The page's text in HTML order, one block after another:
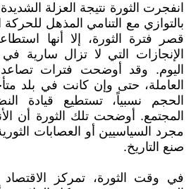
انفجرت الثورة نتيجة العزلة
بالتوازي مع التنامي المذهل للحركة
قصر فترة الثورة، إلا أنها
الإنجازات التي لا تزال سارية في
اليوم. وقد أوضحت فترات
العاملة، حتى وإن كانت في بلد
الحجم نسبياً، تستطيع قيادة
المجتمع. أوضحت تلك الثورة أن
مجرد السياسيين أو العصابات
صنع التاريخ.
في وقت الثورة، تمركز الاقتصاد